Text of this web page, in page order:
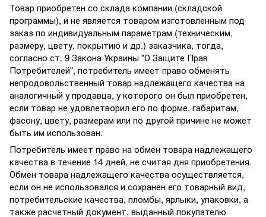
Товар приобретен со склада компании (складской
программы), и не является товаром изготовленным под
заказ по индивидуальным параметрам (техническим,
размеру, цвету, покрытию и др.) заказчика, тогда,
согласно ст. 9 Закона Украины "О Защите Прав
Потребителей", потребитель имеет право обменять
непродовольственный товар надлежащего качества на
аналогичный у продавца, у которого он был приобретен,
если товар не удовлетворил его по форме, габаритам,
фасону, цвету, размерам или по другой причине не может
быть им использован.
Потребитель имеет право на обмен товара надлежащего
качества в течение 14 дней, не считая дня приобретения.
Обмен товара надлежащего качества осуществляется,
если он не использовался и сохранен его товарный вид,
потребительские качества, пломбы, ярлыки, упаковки, а
также расчетный документ, выданный покупателю